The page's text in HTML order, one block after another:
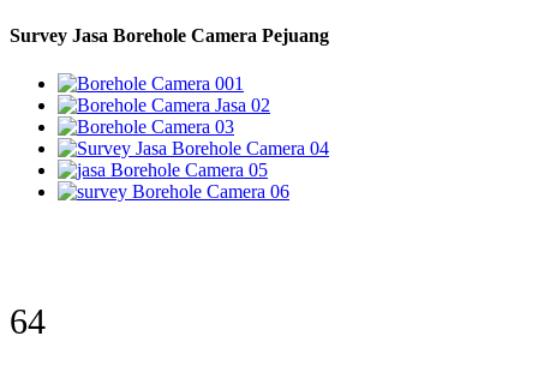
Survey Jasa Borehole Camera Pejuang
77